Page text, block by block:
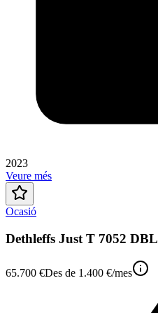
2023
Veure més
Ocasió
Dethleffs Just T 7052 DBL
65.700 €Des de 1.400 €/mes